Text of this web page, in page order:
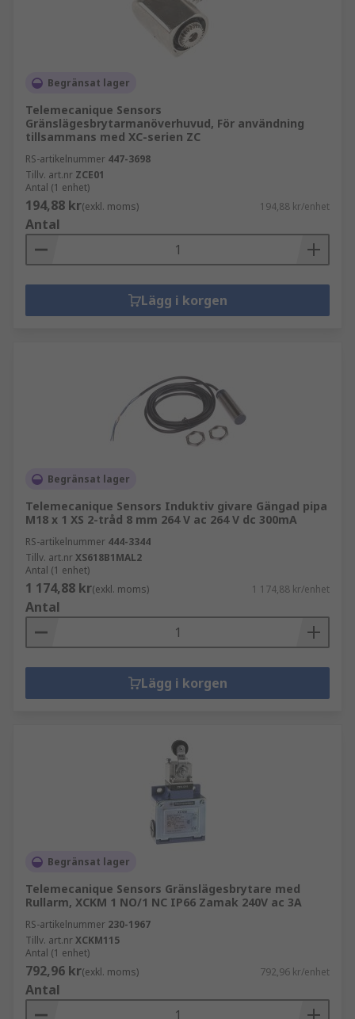
Begränsat lager
Telemecanique Sensors
Gränslägesbrytarmanöverhuvud, För användning
tillsammans med XC-serien ZC
RS-artikelnummer 447-3698
Tillv. art.nr ZCE01
Antal (1 enhet)
194,88 kr(exkl. moms) 194,88 kr/enhet
Antal
Lägg i korgen
Begränsat lager
Telemecanique Sensors Induktiv givare Gängad pipa
M18 x 1 XS 2-tråd 8 mm 264 V ac 264 V dc 300mA
RS-artikelnummer 444-3344
Tillv. art.nrXS618B1MAL2
Antal (1 enhet)
1 174,88 kr(exkl. moms) 1 174,88 kr/enhet
Antal
Lägg i korgen
Begränsat lager
Telemecanique Sensors Gränslägesbrytare med
Rullarm, XCKM 1 NO/1 NC IP66 Zamak 240V ac 3A
RS-artikelnummer 230-1967
Tillv. art.nrXCKM115
Antal (1 enhet)
792,96 kr(exkl. moms) 792,96 kr/enhet
Antal